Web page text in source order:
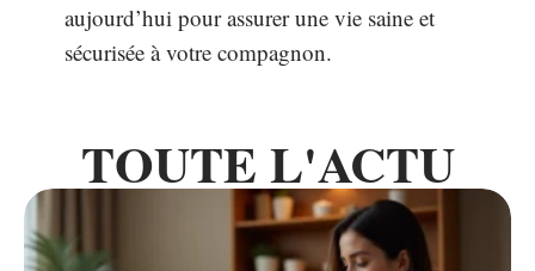
aujourd’hui pour assurer une vie saine et
sécurisée à votre compagnon.
TOUTE L'ACTU